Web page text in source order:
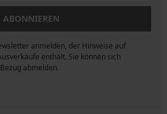
ABONNIEREN
anmelden, der Hinweise auf
enthält. Sie können sich
abmelden.